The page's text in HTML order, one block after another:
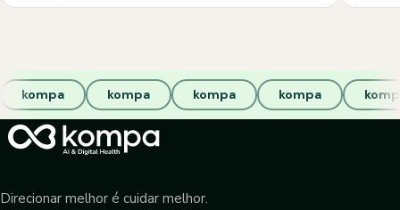
kompa kompa kompa kompa
Direcionar melhor é cuidar melhor.